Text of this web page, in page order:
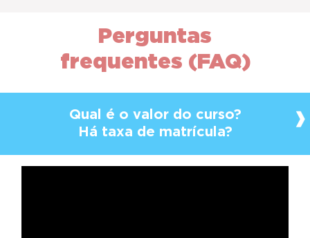
Perguntas
frequentes (FAQ)
Qual é o valor do curso?
Há taxa de matrícula?